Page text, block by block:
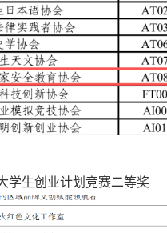
学生创业计划竞赛二等奖